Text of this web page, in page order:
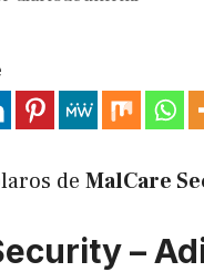
de MalCare
–